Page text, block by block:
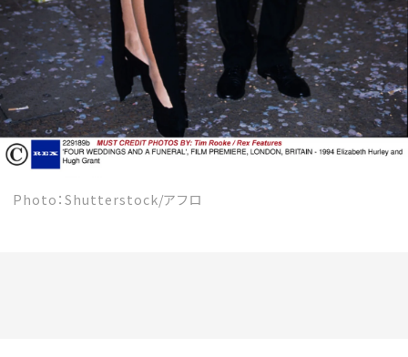
MAGAZINE
SPUR 2026 JULY
2026年9月号
2026-07-23発売
Photo：Shutterstock/アフロ